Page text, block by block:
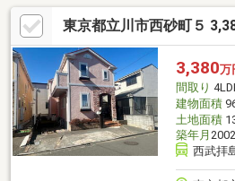
の住宅ローン返済計画をはじめ、税控
ートいたします！【当社について】住宅
において、≪好評≫の当社に安心してお
報】■第十小学校…徒歩7分■第五中学校
徒歩9分■ローソン…徒歩7分■ドラッグ
公園…徒歩4分
東京都立川市西砂町５
3,380万
間取り
建物面積
土地面積
築年月
西武拝